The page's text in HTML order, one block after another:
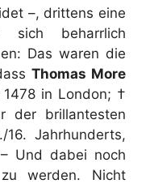
–, drittens eine
sich beharrlich
Das waren die
Thomas More
in London; †
der brillantesten
Jahrhunderts,
Und dabei noch
werden. Nicht